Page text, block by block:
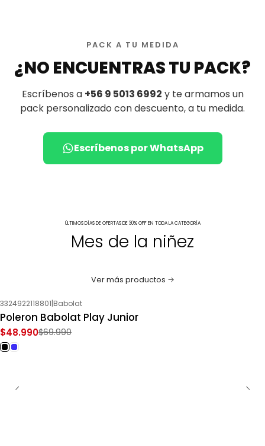
PACK A TU MEDIDA
¿NO ENCUENTRAS TU PACK?
Escríbenos a +56 9 5013 6992 y te armamos un
pack personalizado con descuento, a tu medida.
Escríbenos por WhatsApp
ÚLTIMOS DÍAS DE OFERTAS DE 30% OFF EN TODA LA CATEGORÍA
Mes de la niñez
Ver más productos
-30%OFF
3324922118801|Babolat
Poleron Babolat Play Junior
$48.990$69.990